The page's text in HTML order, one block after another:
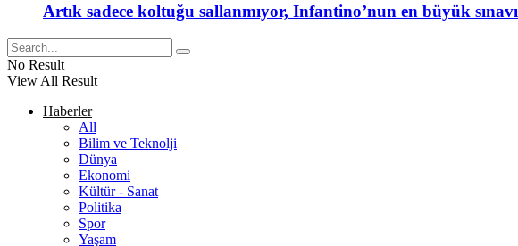
Artık sadece koltuğu sallanmıyor, Infantino’nun en büyük sınavı
No Result
View All Result
Haberler
All
Bilim ve Teknolji
Dünya
Ekonomi
Kültür - Sanat
Politika
Spor
Yaşam